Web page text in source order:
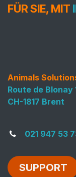
FÜR SIE, MIT
Animals
Route de Blonay
CH-1817 Brent
021 947 53
SUPPORT